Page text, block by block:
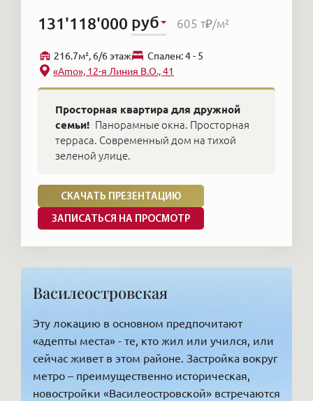
131'118'000 руб 605 т₽/м²
216.7м², 6/6 этаж
Cпален: 4 - 5
«Amo», 12-я Линия В.О., 41
Просторная квартира для дружной
семьи! Панорамные окна. Просторная
терраса. Современный дом на тихой
зеленой улице.
СКАЧАТЬ ПРЕЗЕНТАЦИЮ
ЗАПИСАТЬСЯ НА ПРОСМОТР
Василеостровская
Эту локацию в основном предпочитают
«адепты места» - те, кто жил или учился, или
сейчас живет в этом районе. Застройка вокруг
метро – преимущественно историческая,
новостройки «Василеостровской» встречаются